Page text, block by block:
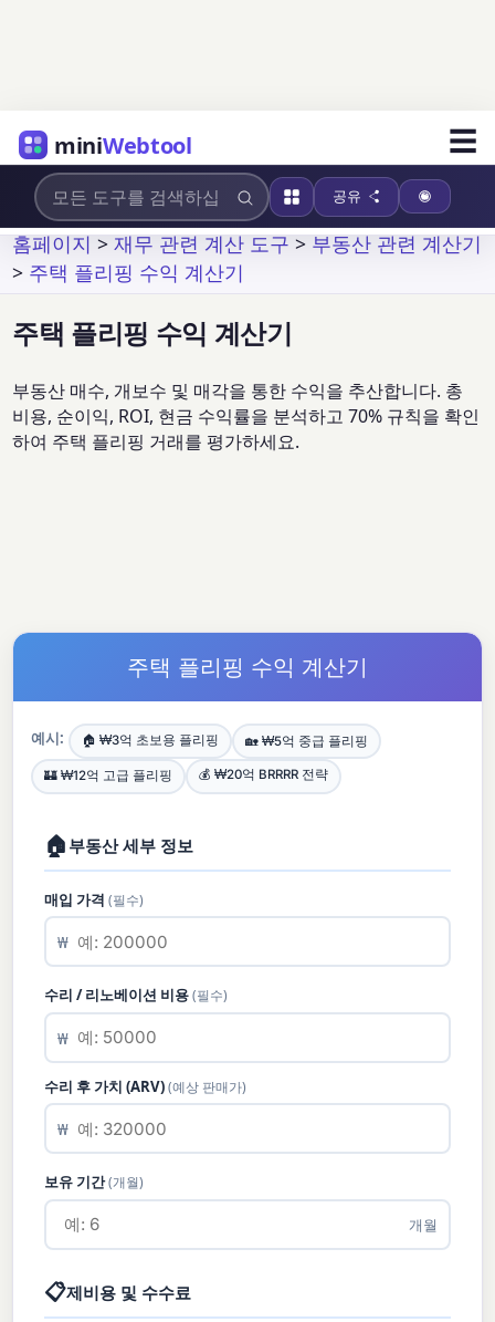
miniWebtool ☰
공유
홈페이지>재무 관련 계산 도구>부동산 관련 계산기
> 주택 플리핑 수익 계산기
주택 플리핑 수익 계산기
부동산 매수, 개보수 및 매각을 통한 수익을 추산합니다. 총
비용, 순이익, ROI, 현금 수익률을 분석하고 70% 규칙을 확인
하여 주택 플리핑 거래를 평가하세요.
주택 플리핑 수익 계산기
예시: 🏠 ₩3억 초보용 플리핑 🏡 ₩5억 중급 플리핑
🏰 ₩12억 고급 플리핑 💰 ₩20억 BRRRR 전략
🏠 부동산 세부 정보
매입 가격(필수)
₩
수리 / 리노베이션 비용(필수)
₩
수리 후 가치 (ARV)(예상 판매가)
₩
보유 기간(개월)
개월
📋제비용 및 수수료